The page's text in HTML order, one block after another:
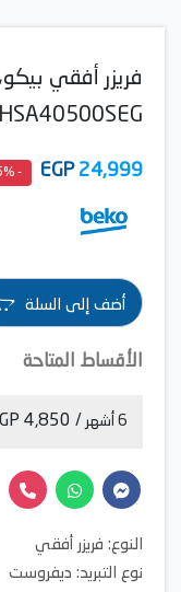
HSA40500SEG
24,999
EGP
- 15%
أضف إلى السلة
الأقساط المتاحة
6 أشهر / 4,850 EGP
النوع: فريزر أفقي
نوع التبريد: ديفروست